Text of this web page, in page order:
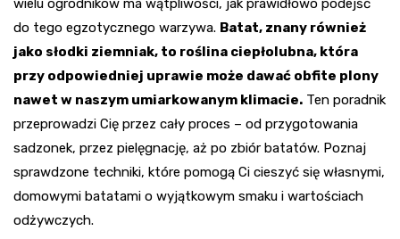
wielu ogrodników ma wątpliwości, jak prawidłowo podejść
do tego egzotycznego warzywa. Batat, znany również
jako słodki ziemniak, to roślina ciepłolubna, która
przy odpowiedniej uprawie może dawać obfite plony
nawet w naszym umiarkowanym klimacie. Ten poradnik
przeprowadzi Cię przez cały proces – od przygotowania
sadzonek, przez pielęgnację, aż po zbiór batatów. Poznaj
sprawdzone techniki, które pomogą Ci cieszyć się własnymi,
domowymi batatami o wyjątkowym smaku i wartościach
odżywczych.